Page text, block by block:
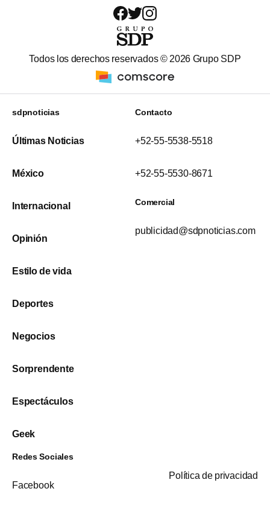
Todos los derechos reservados © 2026 Grupo SDP
sdpnoticias
Últimas Noticias
México
Internacional
Opinión
Estilo de vida
Deportes
Negocios
Sorprendente
Espectáculos
Geek
Contacto
+52-55-5538-5518
+52-55-5530-8671
Comercial
publicidad@sdpnoticias.com
Redes Sociales
Facebook
Política de privacidad